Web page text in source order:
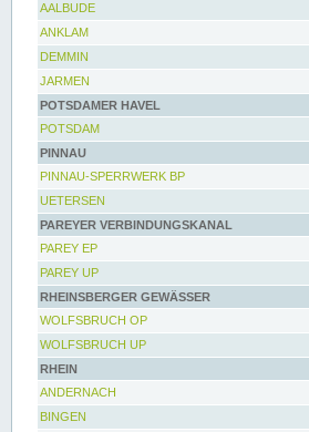
AALBUDE
ANKLAM
DEMMIN
JARMEN
POTSDAMER HAVEL
POTSDAM
PINNAU
PINNAU-SPERRWERK BP
UETERSEN
PAREYER VERBINDUNGSKANAL
PAREY EP
PAREY UP
RHEINSBERGER GEWÄSSER
WOLFSBRUCH OP
WOLFSBRUCH UP
RHEIN
ANDERNACH
BINGEN